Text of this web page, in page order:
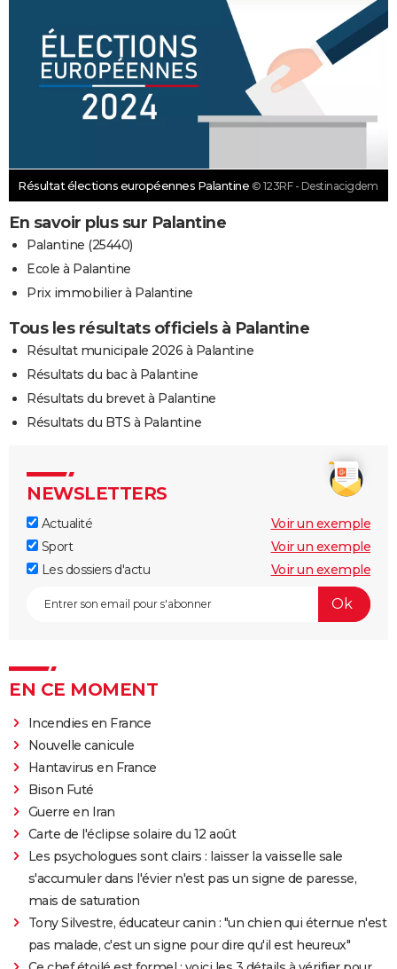
Résultat élections européennes Palantine © 123RF - Destinacigdem
En savoir plus sur Palantine
Palantine (25440)
Ecole à Palantine
Prix immobilier à Palantine
Tous les résultats officiels à Palantine
Résultat municipale 2026 à Palantine
Résultats du bac à Palantine
Résultats du brevet à Palantine
Résultats du BTS à Palantine
NEWSLETTERS
Actualité
Voir un exemple
Sport
Voir un exemple
Les dossiers d'actu
Voir un exemple
EN CE MOMENT
Incendies en France
Nouvelle canicule
Hantavirus en France
Bison Futé
Guerre en Iran
Carte de l'éclipse solaire du 12 août
Les psychologues sont clairs : laisser la vaisselle sale
s'accumuler dans l'évier n'est pas un signe de paresse,
mais de saturation
Tony Silvestre, éducateur canin : "un chien qui éternue n'est
pas malade, c'est un signe pour dire qu'il est heureux"